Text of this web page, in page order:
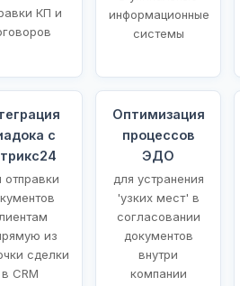
КП и
информационные
системы
с
отправки
из
сделки
в CRM
Оптимизация
процессов
ЭДО
для устранения
'узких мест' в
согласовании
документов
внутри
компании